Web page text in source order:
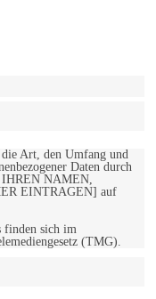
Art, den Umfang und
Daten durch
IHREN NAMEN,
EINTRAGEN] auf
finden sich im
(TMG).